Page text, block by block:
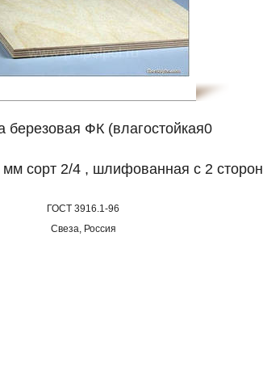
березовая ФК (влагостойкая0
мм сорт 2/4 , шлифованная с 2 сторон
ГОСТ 3916.1-96
Свеза, Россия